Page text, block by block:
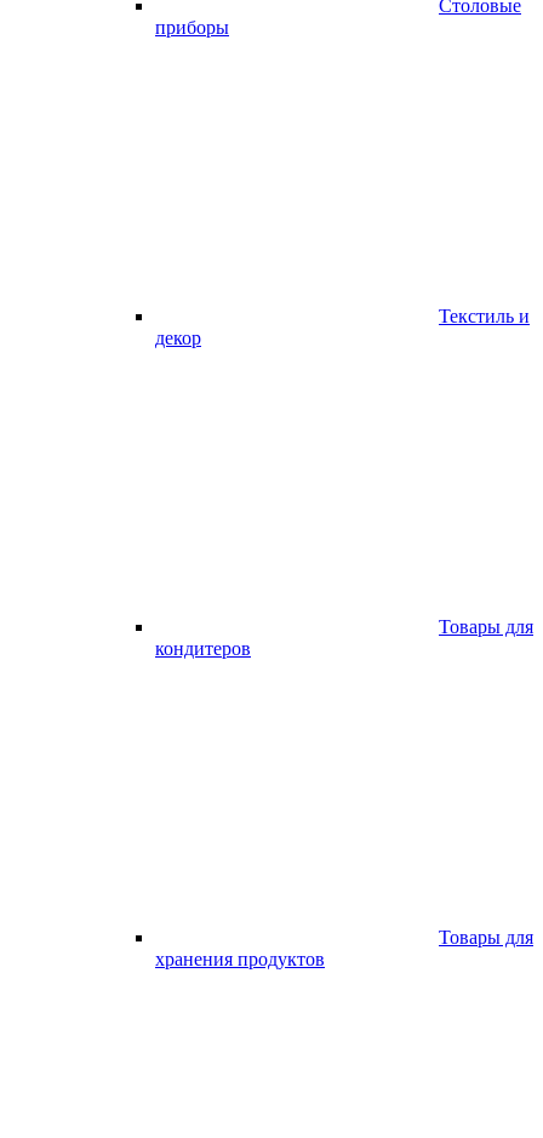
Столовые
приборы
Текстиль и
декор
Товары для
кондитеров
Товары для
хранения продуктов